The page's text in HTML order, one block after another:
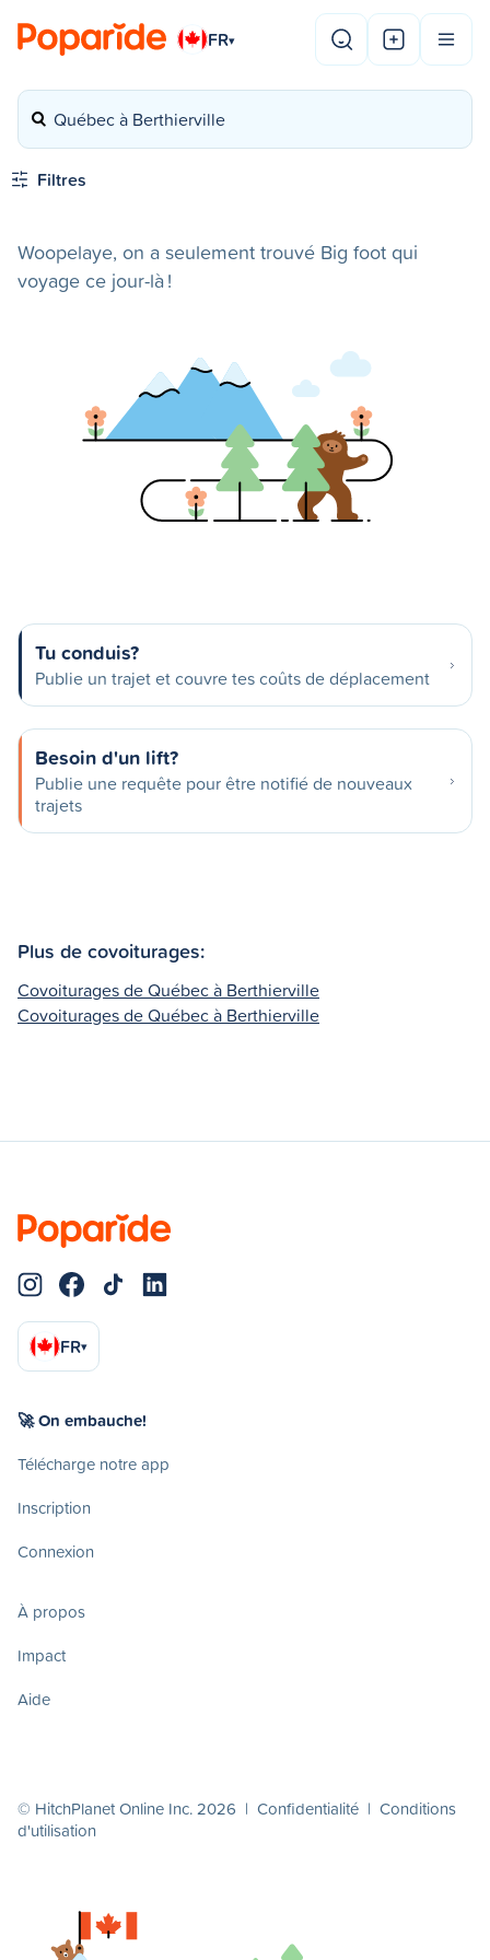
FR▾
Québec à Berthierville
Filtres
Woopelaye, on a seulement trouvé Big foot qui
voyage ce jour-là !
Tu conduis?
Publie un trajet et couvre tes coûts de déplacement
Besoin d'un lift?
Publie une requête pour être notifié de nouveaux
trajets
Plus de covoiturages:
Covoiturages de Québec à Berthierville
Covoiturages de Québec à Berthierville
FR▾
🚀 On embauche!
Télécharge notre app
Inscription
Connexion
À propos
Impact
Aide
© HitchPlanet Online Inc. 2026 | Confidentialité | Conditions
d'utilisation